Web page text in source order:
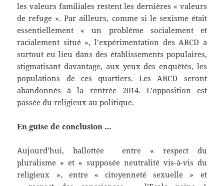
les valeurs familiales restent les dernières « valeurs
de refuge ». Par ailleurs, comme si le sexisme était
essentiellement « un problème socialement et
racialement situé », l’expérimentation des ABCD a
surtout eu lieu dans des établissements populaires,
stigmatisant davantage, aux yeux des enquêtés, les
populations de ces quartiers. Les ABCD seront
abandonnés à la rentrée 2014. L’opposition est
passée du religieux au politique.
En guise de conclusion …
Aujourd’hui, ballottée entre « respect du
pluralisme » et « supposée neutralité vis-à-vis du
religieux », entre « citoyenneté sexuelle » et